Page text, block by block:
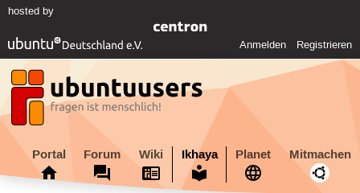
hosted by
Anmelden Registrieren
Portal Forum Wiki Ikhaya Planet Mitmachen